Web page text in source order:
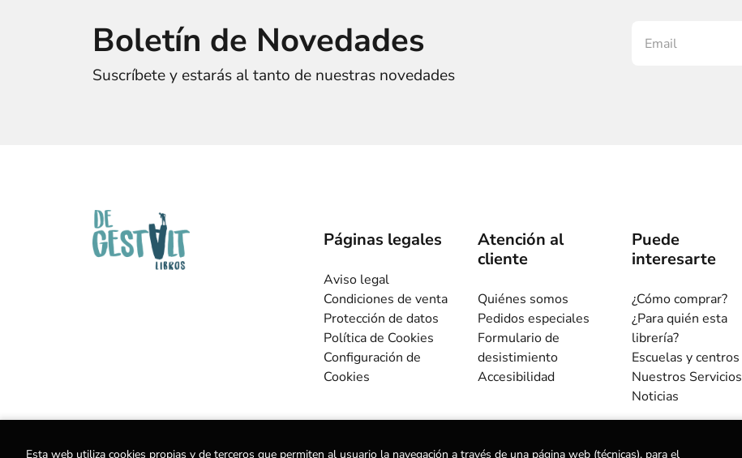
Boletín de Novedades
Suscríbete y estarás al tanto de nuestras novedades
Páginas legales
Aviso legal
Condiciones de venta
Protección de datos
Política de Cookies
Configuración de
Cookies
Atención al
cliente
Quiénes somos
Pedidos especiales
Formulario de
desistimiento
Accesibilidad
Puede
interesarte
¿Cómo comprar?
¿Para quién esta
librería?
Escuelas y centros
Nuestros Servicios
Noticias
Esta web utiliza cookies propias y de terceros que permiten al usuario la navegación a través de una página web (técnicas), para el